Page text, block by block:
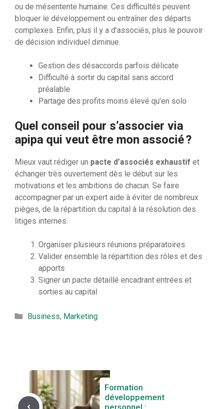
ou de mésentente humaine. Ces difficultés peuvent
bloquer le développement ou entraîner des départs
complexes. Enfin, plus il y a d’associés, plus le pouvoir
de décision individuel diminue.
Gestion des désaccords parfois délicate
Difficulté à sortir du capital sans accord
préalable
Partage des profits moins élevé qu’en solo
Quel conseil pour s’associer via
apipa qui veut être mon associé ?
Mieux vaut rédiger un pacte d’associés exhaustif et
échanger très ouvertement dès le début sur les
motivations et les ambitions de chacun. Se faire
accompagner par un expert aide à éviter de nombreux
pièges, de la répartition du capital à la résolution des
litiges internes.
Organiser plusieurs réunions préparatoires
Valider ensemble la répartition des rôles et des
apports
Signer un pacte détaillé encadrant entrées et
sorties au capital
Catégories
Business, Marketing
Formation
développement
personnel :